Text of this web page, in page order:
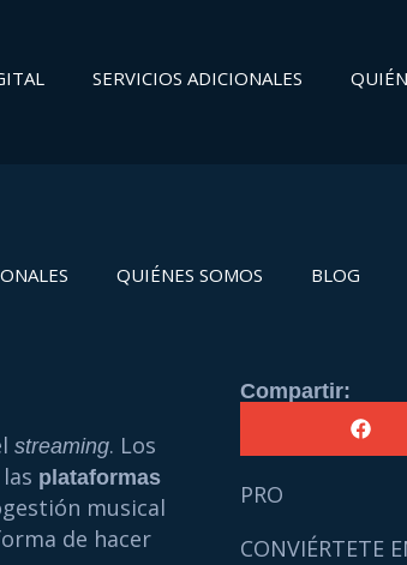
SERVICIOS ADICIONALES
QUIÉNES SOMOS BLOG
streaming. Los
plataformas
musical
de hacer
Compartir:
PRO
CONVIÉRTETE